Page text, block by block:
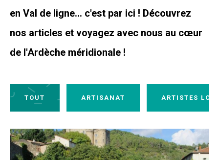
en Val de ligne... c'est par ici ! Découvrez
nos articles et voyagez avec nous au cœur
de l'Ardèche méridionale !
TOUT ARTISANAT ARTISTES